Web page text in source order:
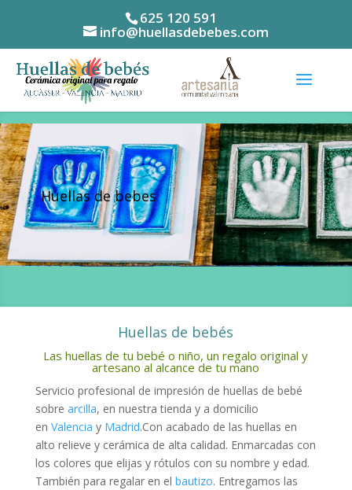
625 120 591
info@huellasdebebes.com
Huellas de bebes
Huellas de bebés
Las huellas de tu bebé o niño, un regalo original y
artesano al alcance de tu mano
Servicio profesional de impresión de huellas de bebé
sobre arcilla, en nuestra tienda y a domicilio
en Valencia yMadrid.Con acabado de las huellas en
alto relieve y cerámica de alta calidad. Enmarcadas con
los colores que elijas y rótulos con su nombre y edad.
También para regalar en el bautizo. Entregamos las